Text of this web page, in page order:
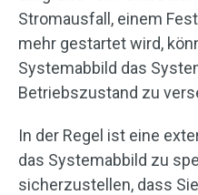
Stromausfall, einem
mehr gestartet wird,
Systemabbild das
Betriebszustand zu
In der Regel ist eine
das Systemabbild zu
sicherzustellen, dass